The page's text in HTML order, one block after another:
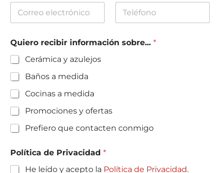
y
p
e
l
l
i
d
o
s
C
r
e
e
l
e
c
t
r
ó
n
o
*
T
l
f
Quiero recibir información sobre... *
Cerámica y azulejos
Baños a medida
Cocinas a medida
Promociones y ofertas
Prefiero que contacten conmigo
Política de Privacidad *
He leído y acepto la Política de Privacidad.